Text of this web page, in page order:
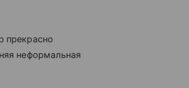
прекрасно
неформальная